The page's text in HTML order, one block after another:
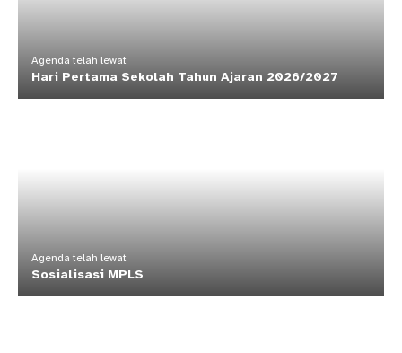
Agenda telah lewat
Hari Pertama Sekolah Tahun Ajaran 2026/2027
Agenda telah lewat
Sosialisasi MPLS